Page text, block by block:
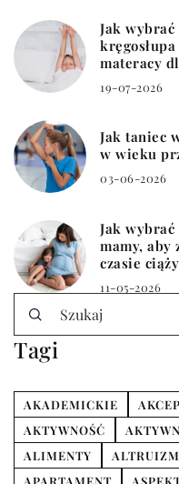
Jak
materacy
19-07-2026
Jak taniec
w wieku
03-06-2026
Jak
mamy,
czasie
11-05-2026
Tagi
AKADEMICKIE
AKTYWNOŚĆ
ALIMENTY
ALTRUIZM
APARTAMENT